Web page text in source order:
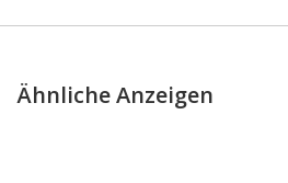
Ähnliche Anzeigen